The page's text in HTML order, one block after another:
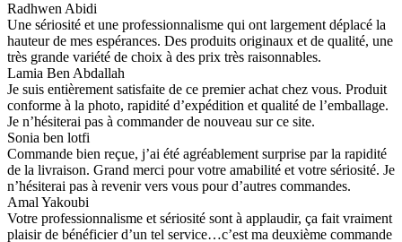
Radhwen Abidi
Une sériosité et une professionnalisme qui ont largement déplacé la
hauteur de mes espérances. Des produits originaux et de qualité, une
très grande variété de choix à des prix très raisonnables.
Lamia Ben Abdallah
Je suis entièrement satisfaite de ce premier achat chez vous. Produit
conforme à la photo, rapidité d’expédition et qualité de l’emballage.
Je n’hésiterai pas à commander de nouveau sur ce site.
Sonia ben lotfi
Commande bien reçue, j’ai été agréablement surprise par la rapidité
de la livraison. Grand merci pour votre amabilité et votre sériosité. Je
n’hésiterai pas à revenir vers vous pour d’autres commandes.
Amal Yakoubi
Votre professionnalisme et sériosité sont à applaudir, ça fait vraiment
plaisir de bénéficier d’un tel service…c’est ma deuxième commande